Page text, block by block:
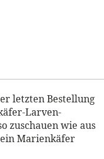
letzten Bestellung
Larven-
zuschauen wie aus
Marienkäfer